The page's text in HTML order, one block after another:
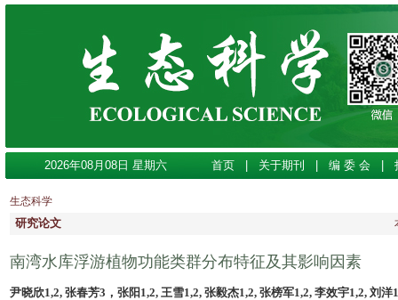
2026年08月08日 星期六 首页 关于期刊 编 委 会
生态科学
研究论文
南湾水库浮游植物功能类群分布特征及其影响因素
尹晓欣1,2, 张春芳3，张阳1,2, 王雪1,2, 张毅杰1,2, 张榜军1,2, 李效宇1,2, 刘洋